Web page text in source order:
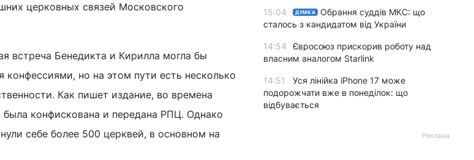
церковных связей Московского
встреча Бенедикта и Кирилла могла бы
но на этом пути есть несколько
Как пишет издание, во времена
была конфискована и передана РПЦ. Однако
себе более 500 церквей, в основном на
15:04 ДУМКА
Обрання суддів МКС: що
сталось з кандидатом від України
14:54
Євросоюз прискорив роботу над
власним аналогом Starlink
14:51
Уся лінійка iPhone 17 може
подорожчати вже в понеділок: що
відбувається
Реклама